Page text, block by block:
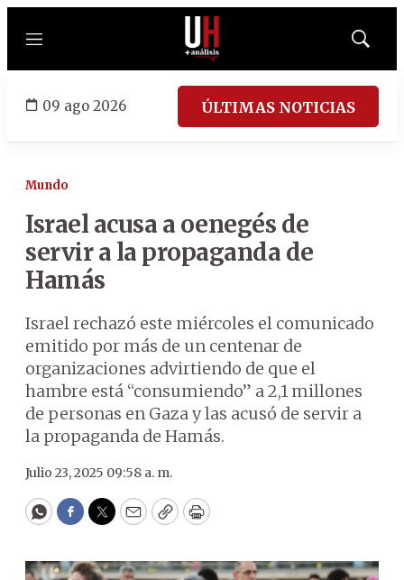
Menú
Mostrar
09 ago 2026 ÚLTIMAS NOTICIAS
Mundo
Israel acusa a oenegés de
servir a la propaganda de
Hamás
Israel rechazó este miércoles el comunicado
emitido por más de un centenar de
organizaciones advirtiendo de que el
hambre está “consumiendo” a 2,1 millones
de personas en Gaza y las acusó de servir a
la propaganda de Hamás.
Julio 23, 2025 09:58 a. m.
WhatsApp
Facebook
Twitter
EmailCopyPrint